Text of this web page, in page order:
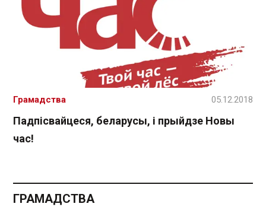
Падпісвайцеся, беларусы, і прыйдзе Новы
час!
Грамадства 05.12.2018
ГРАМАДСТВА